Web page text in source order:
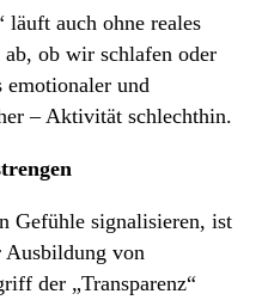
läuft auch ohne reales
ab, ob wir schlafen oder
emotionaler und
– Aktivität schlechthin.
Gefühle signalisieren, ist
Ausbildung von
der „Transparenz“